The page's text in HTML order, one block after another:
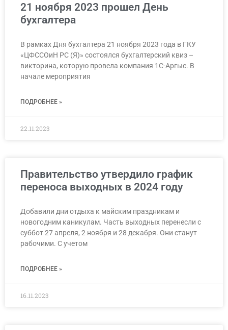
21 ноября 2023 прошел День
бухгалтера
В рамках Дня бухгалтера 21 ноября 2023 года в ГКУ
«ЦФССОиН РС (Я)» состоялся бухгалтерский квиз –
викторина, которую провела компания 1С-Аргыс. В
начале мероприятия
ПОДРОБНЕЕ »
22.11.2023
Правительство утвердило график
переноса выходных в 2024 году
Добавили дни отдыха к майским праздникам и
новогодним каникулам. Часть выходных перенесли с
суббот 27 апреля, 2 ноября и 28 декабря. Они станут
рабочими. С учетом
ПОДРОБНЕЕ »
16.11.2023